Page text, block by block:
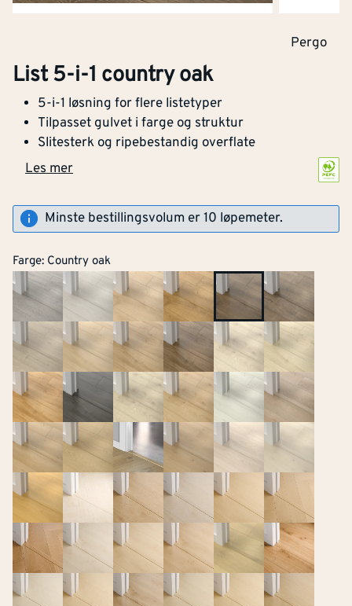
Pergo
List 5-i-1 country oak
5-i-1 løsning for flere listetyper
Tilpasset gulvet i farge og struktur
Slitesterk og ripebestandig overflate
Les mer
Minste bestillingsvolum er 10 løpemeter.
Farge: Country oak